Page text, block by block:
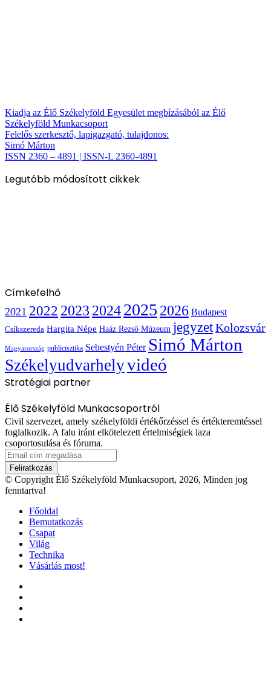
Kiadja az Élő Székelyföld Egyesület megbízásából az Élő
Székelyföld Munkacsoport
Felelős szerkesztő, lapigazgató, tulajdonos:
Simó Márton
ISSN 2360 – 4891 | ISSN-L 2360-4891
Legutóbb módosított cikkek
Címkefelhő
2021 2022 2023 20242025 2026 Budapest
Csíkszereda Hargita Népe Haáz Rezső Múzeum jegyzetKolozsvár
Magyarország publicisztika Sebestyén Péter Simó Márton
Székelyudvarhelyvideó
Stratégiai partner
Élő Székelyföld Munkacsoportról
Civil szervezet, amely székelyföldi értékőrzéssel és értékteremtéssel
foglalkozik. A falu iránt elkötelezett értelmiségiek laza
csoportosulása és fóruma.
Email
cím
megadása
© Copyright Élő Székelyföld Munkacsoport, 2026, Minden jog
fenntartva!
Főoldal
Bemutatkozás
Csapat
Világ
Technika
Vásárlás most!